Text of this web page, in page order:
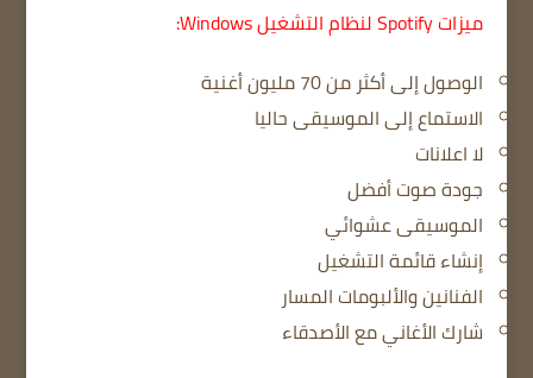
ميزات Spotify لنظام التشغيل Windows:
الوصول إلى أكثر من 70 مليون أغنية
الاستماع إلى الموسيقى حاليا
لا اعلانات
جودة صوت أفضل
الموسيقى عشوائي
إنشاء قائمة التشغيل
الفنانين والألبومات المسار
شارك الأغاني مع الأصدقاء